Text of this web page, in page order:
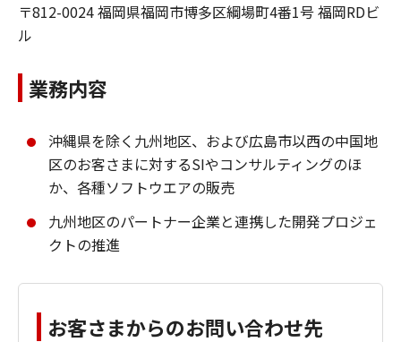
〒812-0024 福岡県福岡市博多区綱場町4番1号 福岡RDビ
ル
業務内容
沖縄県を除く九州地区、および広島市以西の中国地
区のお客さまに対するSIやコンサルティングのほ
か、各種ソフトウエアの販売
九州地区のパートナー企業と連携した開発プロジェ
クトの推進
お客さまからのお問い合わせ先